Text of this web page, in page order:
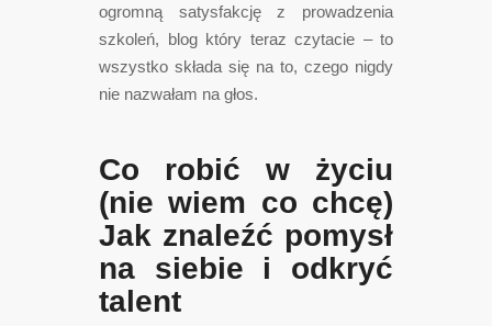
ogromną satysfakcję z prowadzenia
szkoleń, blog który teraz czytacie – to
wszystko składa się na to, czego nigdy
nie nazwałam na głos.
Co robić w życiu
(nie wiem co chcę)
Jak znaleźć pomysł
na siebie i odkryć
talent